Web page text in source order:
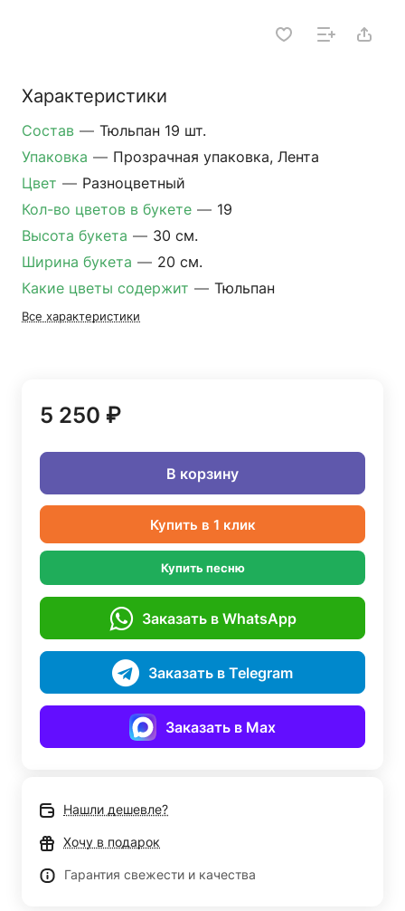
Характеристики
Состав — Тюльпан 19 шт.
Упаковка — Прозрачная упаковка, Лента
Цвет — Разноцветный
Кол-во цветов в букете — 19
Высота букета — 30 см.
Ширина букета — 20 см.
Какие цветы содержит — Тюльпан
Все характеристики
5 250 ₽
В корзину
Купить в 1 клик
Купить песню
Заказать в WhatsApp
Заказать в Telegram
Заказать в Max
Нашли дешевле?
Хочу в подарок
Гарантия свежести и качества